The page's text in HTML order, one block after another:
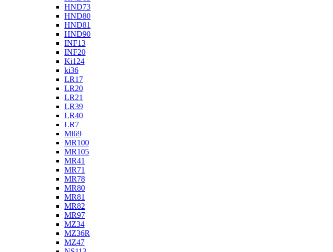
HND73
HND80
HND81
HND90
INF13
INF20
Ki124
ki36
LR17
LR20
LR21
LR39
LR40
LR7
Mi69
MR100
MR105
MR41
MR71
MR78
MR80
MR81
MR82
MR97
MZ34
MZ36R
MZ47